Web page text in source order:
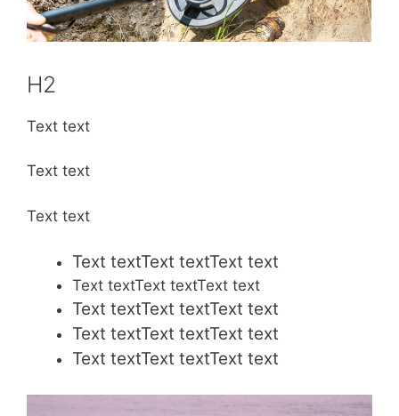
H2
Text text
Text text
Text text
Text textText textText text
Text textText textText text
Text textText textText text
Text textText textText text
Text textText textText text